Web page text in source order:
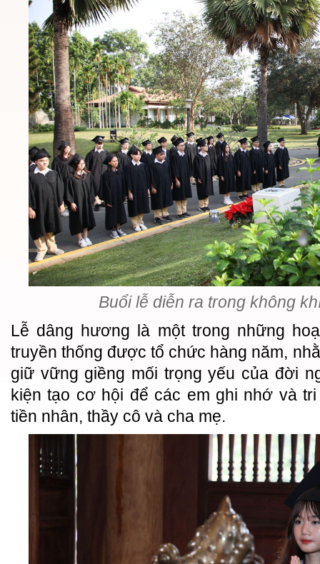
Buổi lễ diễn ra trong không
Lễ dâng hương là một trong những
truyền thống được tổ chức hàng năm,
giữ vững giềng mối trọng yếu của đời
kiện tạo cơ hội để các em ghi nhớ và
tiền nhân, thầy cô và cha mẹ.